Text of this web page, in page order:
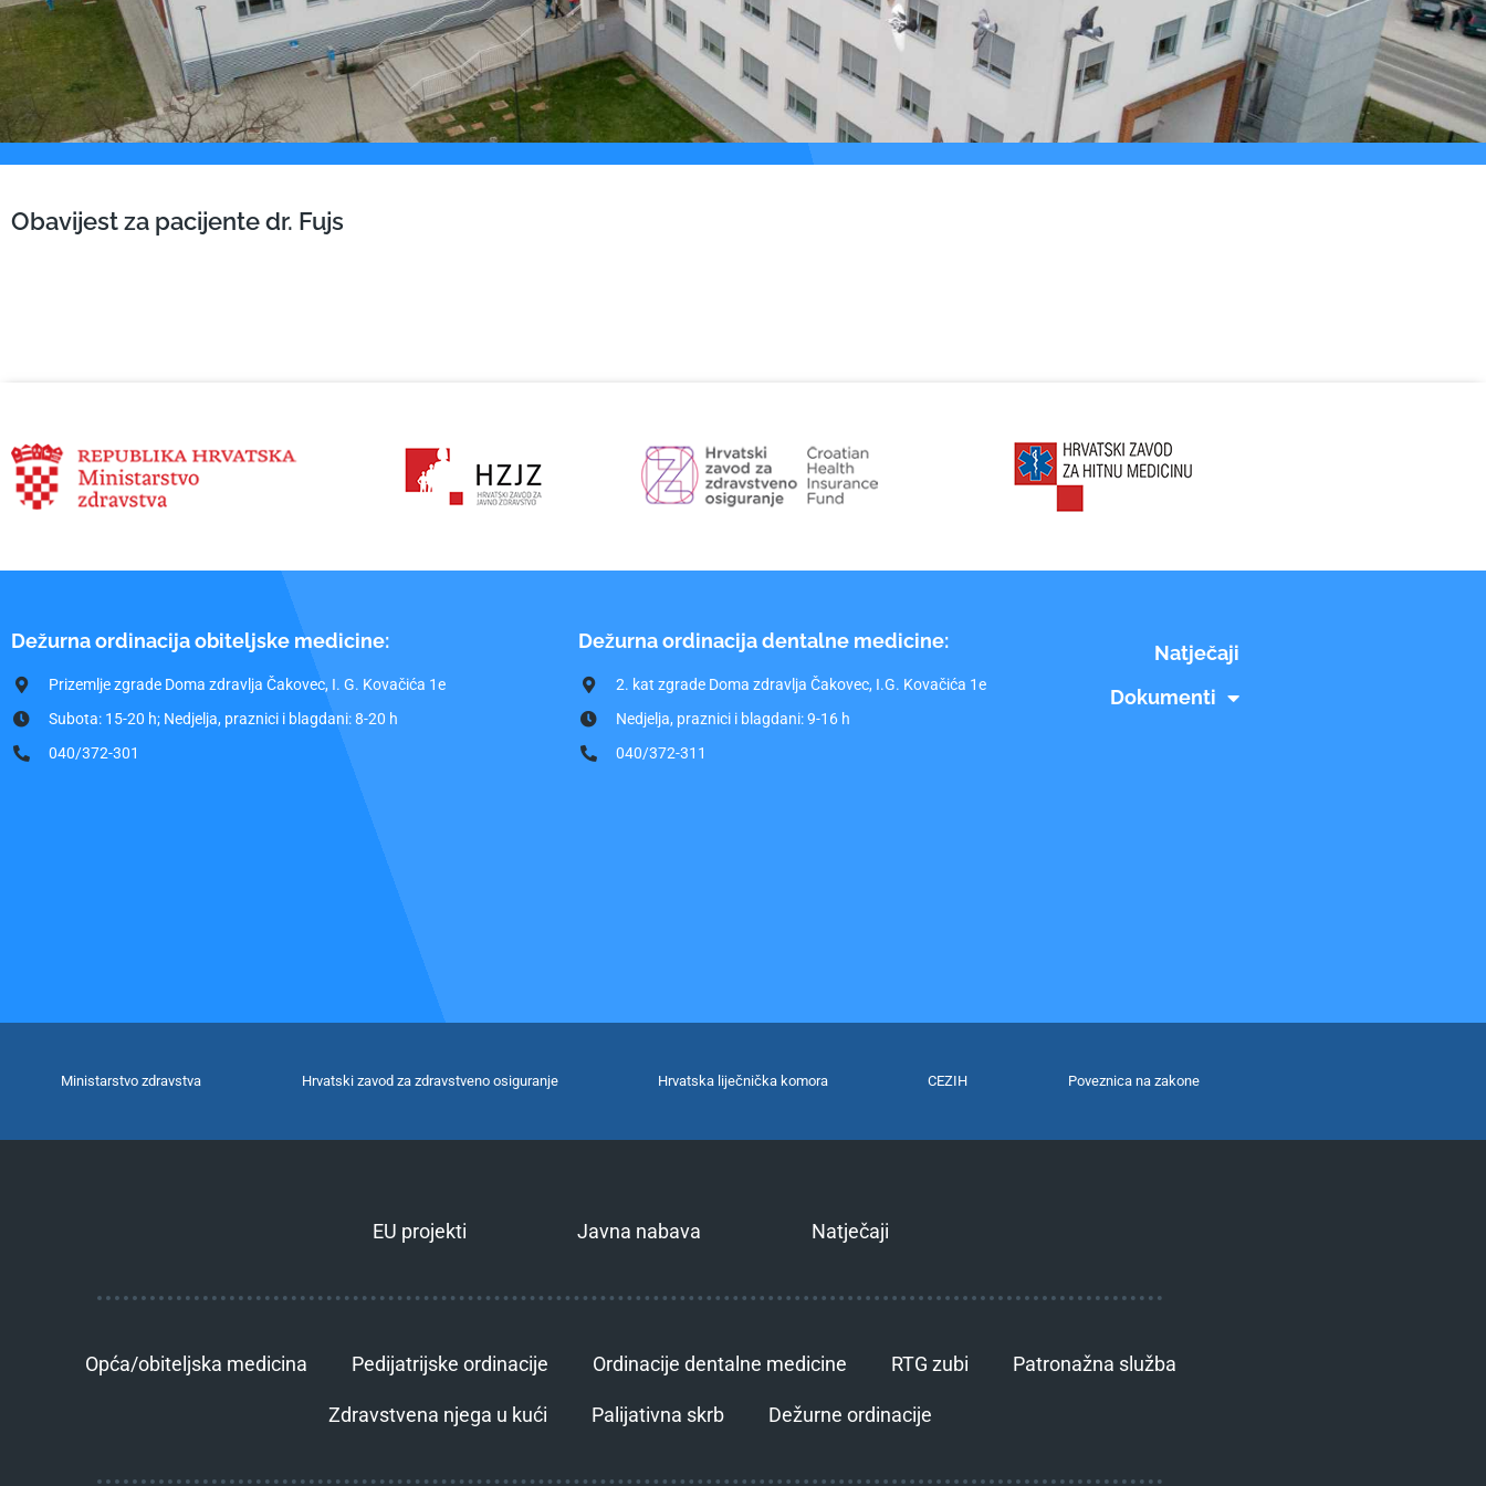
Obavijest za pacijente dr. Fujs
Dežurna ordinacija obiteljske medicine:
Prizemlje zgrade Doma zdravlja Čakovec, I. G. Kovačića 1e
Subota: 15-20 h; Nedjelja, praznici i blagdani: 8-20 h
040/372-301
Dežurna ordinacija dentalne medicine:
2. kat zgrade Doma zdravlja Čakovec, I.G. Kovačića 1e
Nedjelja, praznici i blagdani: 9-16 h
040/372-311
Natječaji
Dokumenti
Ministarstvo zdravstva Hrvatski zavod za zdravstveno osiguranje Hrvatska liječnička komora CEZIH Poveznica na zakone
EU projekti Javna nabava Natječaji
Opća/obiteljska medicina Pedijatrijske ordinacije Ordinacije dentalne medicine RTG zubi Patronažna služba
Zdravstvena njega u kući Palijativna skrb Dežurne ordinacije